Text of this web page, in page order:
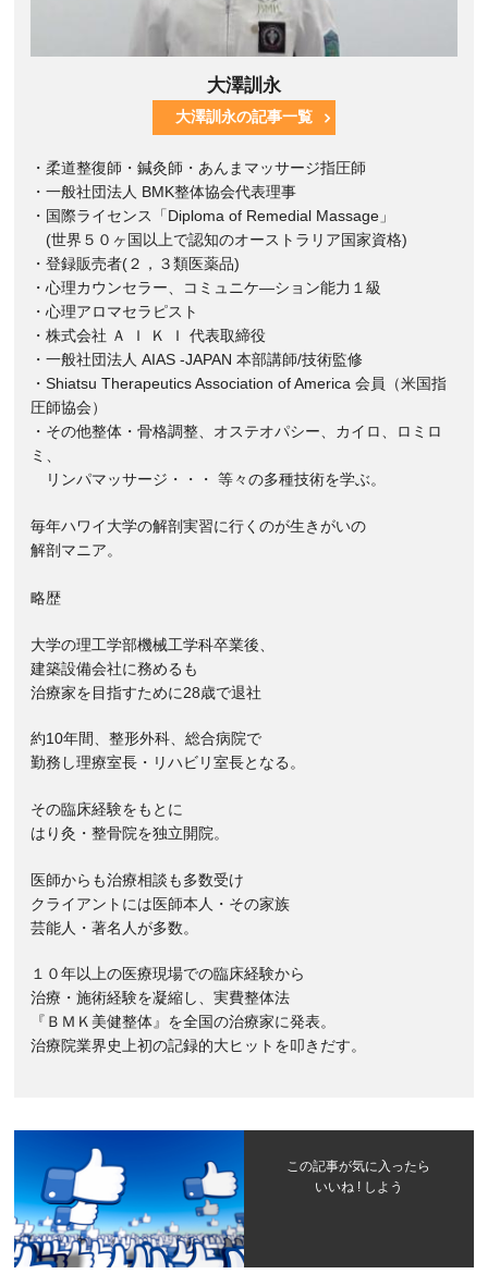
大澤訓永
大澤訓永の記事一覧
・柔道整復師・鍼灸師・あんまマッサージ指圧師
・一般社団法人 BMK整体協会代表理事
・国際ライセンス「Diploma of Remedial Massage」
(世界５０ヶ国以上で認知のオーストラリア国家資格)
・登録販売者(２，３類医薬品)
・心理カウンセラー、コミュニケ―ション能力１級
・心理アロマセラピスト
・株式会社 Ａ Ｉ Ｋ Ｉ 代表取締役
・一般社団法人 AIAS -JAPAN 本部講師/技術監修
・Shiatsu Therapeutics Association of America 会員（米国指
圧師協会）
・その他整体・骨格調整、オステオパシー、カイロ、ロミロ
ミ、
リンパマッサージ・・・ 等々の多種技術を学ぶ。
毎年ハワイ大学の解剖実習に行くのが生きがいの
解剖マニア。
略歴
大学の理工学部機械工学科卒業後、
建築設備会社に務めるも
治療家を目指すために28歳で退社
約10年間、整形外科、総合病院で
勤務し理療室長・リハビリ室長となる。
その臨床経験をもとに
はり灸・整骨院を独立開院。
医師からも治療相談も多数受け
クライアントには医師本人・その家族
芸能人・著名人が多数。
１０年以上の医療現場での臨床経験から
治療・施術経験を凝縮し、実費整体法
『ＢＭＫ美健整体』を全国の治療家に発表。
治療院業界史上初の記録的大ヒットを叩きだす。
この記事が気に入ったら
いいね ! しよう